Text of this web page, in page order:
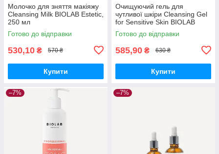
Молочко для зняття макіяжу
Cleansing Milk BIOLAB Estetic,
250 мл
Готово до відправки
530,10 ₴ 570 ₴
Купити
Очищуючий гель для
чутливої шкіри Cleansing Gel
for Sensitive Skin BIOLAB
Estetic, 250 мл
Готово до відправки
585,90 ₴ 630 ₴
Купити
–7% –7%